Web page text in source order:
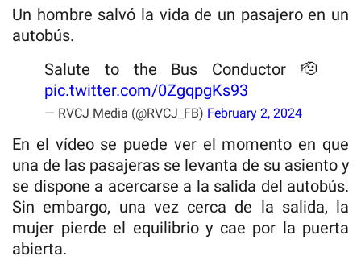
Un hombre salvó la vida de un pasajero en un
autobús.
Salute to the Bus Conductor 🫡
pic.twitter.com/0ZgqpgKs93
— RVCJ Media (@RVCJ_FB) February 2, 2024
En el vídeo se puede ver el momento en que
una de las pasajeras se levanta de su asiento y
se dispone a acercarse a la salida del autobús.
Sin embargo, una vez cerca de la salida, la
mujer pierde el equilibrio y cae por la puerta
abierta.